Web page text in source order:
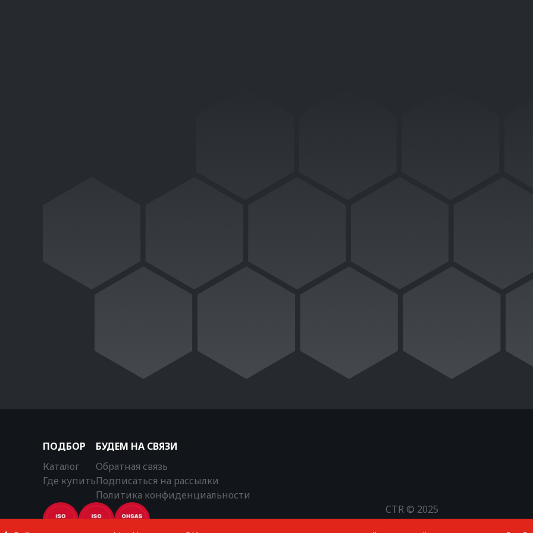
ПОДБОР
Каталог
Где купить
БУДЕМ НА СВЯЗИ
Обратная связь
Подписаться на рассылки
Политика конфиденциальности
CTR © 2025